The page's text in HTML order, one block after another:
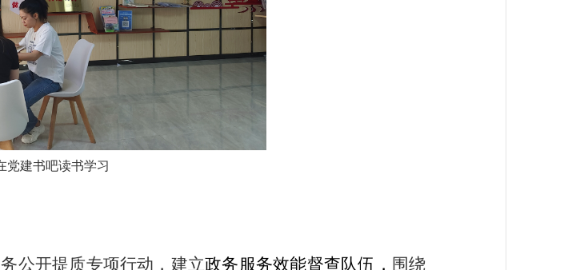
党建书吧读书学习
公开提质专项行动，建立政务服务效能督查队伍， 围绕